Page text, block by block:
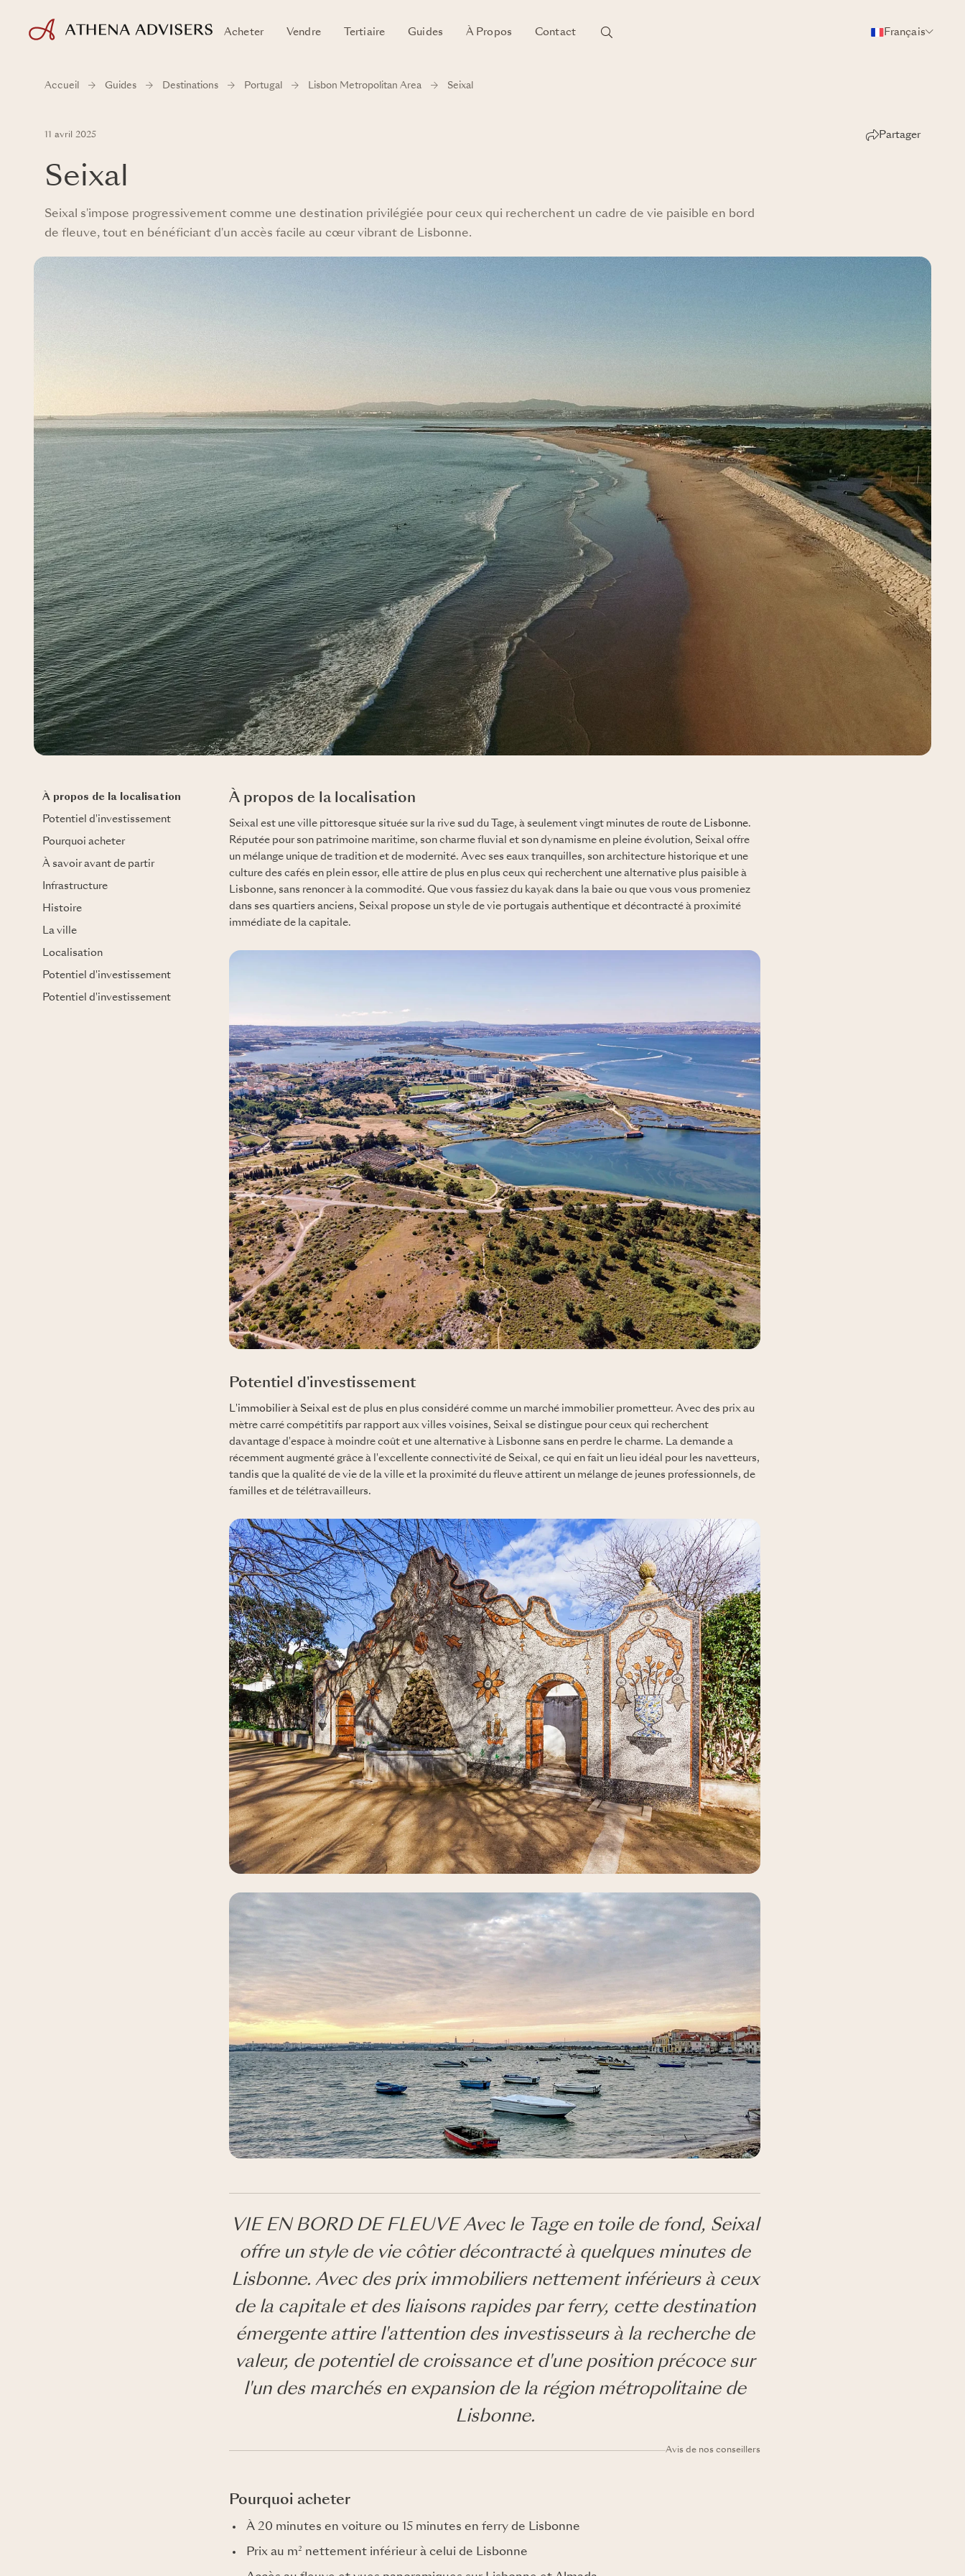
Acheter Vendre Tertiaire Guides À Propos Contact Français
Accueil Guides Destinations Portugal Lisbon Metropolitan Area Seixal
11 avril 2025 Partager
Seixal
Seixal s'impose progressivement comme une destination privilégiée pour ceux qui recherchent un cadre de vie paisible en bord
de fleuve, tout en bénéficiant d'un accès facile au cœur vibrant de Lisbonne.
À propos de la localisation
Potentiel d'investissement
Pourquoi acheter
À savoir avant de partir
Infrastructure
Histoire
La ville
Localisation
Potentiel d'investissement
Potentiel d'investissement
À propos de la localisation
Seixal est une ville pittoresque située sur la rive sud du Tage, à seulement vingt minutes de route de Lisbonne.
Réputée pour son patrimoine maritime, son charme fluvial et son dynamisme en pleine évolution, Seixal offre
un mélange unique de tradition et de modernité. Avec ses eaux tranquilles, son architecture historique et une
culture des cafés en plein essor, elle attire de plus en plus ceux qui recherchent une alternative plus paisible à
Lisbonne, sans renoncer à la commodité. Que vous fassiez du kayak dans la baie ou que vous vous promeniez
dans ses quartiers anciens, Seixal propose un style de vie portugais authentique et décontracté à proximité
immédiate de la capitale.
Potentiel d'investissement
L'immobilier à Seixal est de plus en plus considéré comme un marché immobilier prometteur. Avec des prix au
mètre carré compétitifs par rapport aux villes voisines, Seixal se distingue pour ceux qui recherchent
davantage d'espace à moindre coût et une alternative à Lisbonne sans en perdre le charme. La demande a
récemment augmenté grâce à l'excellente connectivité de Seixal, ce qui en fait un lieu idéal pour les navetteurs,
tandis que la qualité de vie de la ville et la proximité du fleuve attirent un mélange de jeunes professionnels, de
familles et de télétravailleurs.
VIE EN BORD DE FLEUVE Avec le Tage en toile de fond, Seixal
offre un style de vie côtier décontracté à quelques minutes de
Lisbonne. Avec des prix immobiliers nettement inférieurs à ceux
de la capitale et des liaisons rapides par ferry, cette destination
émergente attire l'attention des investisseurs à la recherche de
valeur, de potentiel de croissance et d'une position précoce sur
l'un des marchés en expansion de la région métropolitaine de
Lisbonne.
Avis de nos conseillers
Pourquoi acheter
À 20 minutes en voiture ou 15 minutes en ferry de Lisbonne
Prix au m² nettement inférieur à celui de Lisbonne